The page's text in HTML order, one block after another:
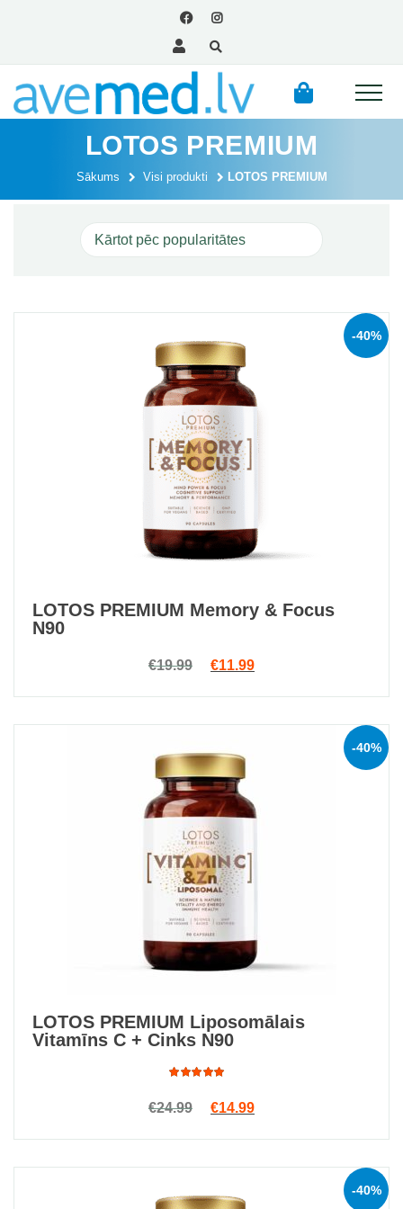
LOTOS PREMIUM
Sākums Visi produkti LOTOS PREMIUM
-40%
LOTOS PREMIUM Memory & Focus
N90
€19.99 Original price was: €19.99.
€11.99Current price is:
-40%
LOTOS PREMIUM Liposomālais
Vitamīns C + Cinks N90
5.00
out
€24.99 Original price was: €24.99.
€14.99Current price is:
-40%